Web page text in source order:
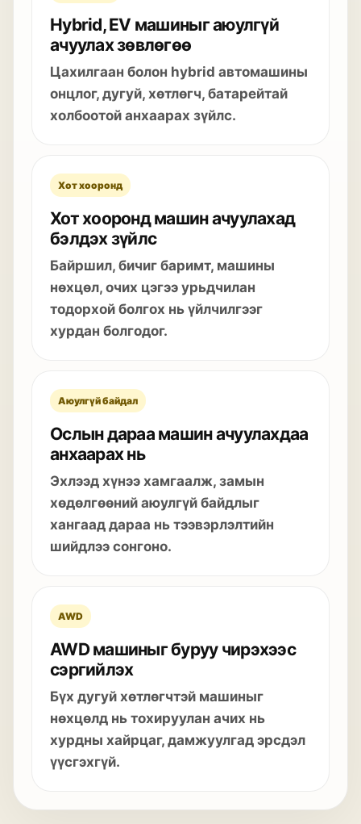
Hybrid, EV машиныг аюулгүй
ачуулах зөвлөгөө
Цахилгаан болон hybrid автомашины
онцлог, дугуй, хөтлөгч, батарейтай
холбоотой анхаарах зүйлс.
Хот хооронд
Хот хооронд машин ачуулахад
бэлдэх зүйлс
Байршил, бичиг баримт, машины
нөхцөл, очих цэгээ урьдчилан
тодорхой болгох нь үйлчилгээг
хурдан болгодог.
Аюулгүй байдал
Ослын дараа машин ачуулахдаа
анхаарах нь
Эхлээд хүнээ хамгаалж, замын
хөдөлгөөний аюулгүй байдлыг
хангаад дараа нь тээвэрлэлтийн
шийдлээ сонгоно.
AWD
AWD машиныг буруу чирэхээс
сэргийлэх
Бүх дугуй хөтлөгчтэй машиныг
нөхцөлд нь тохируулан ачих нь
хурдны хайрцаг, дамжуулгад эрсдэл
үүсгэхгүй.